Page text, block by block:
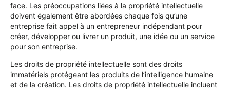
face. Les préoccupations liées à la propriété intellectuelle
doivent également être abordées chaque fois qu’une
entreprise fait appel à un entrepreneur indépendant pour
créer, développer ou livrer un produit, une idée ou un service
pour son entreprise.
Les droits de propriété intellectuelle sont des droits
immatériels protégeant les produits de l’intelligence humaine
et de la création. Les droits de propriété intellectuelle incluent